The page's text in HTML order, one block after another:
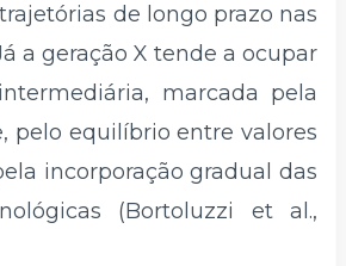
de longo prazo nas
a geração X tende a ocupar
marcada pela
pelo equilíbrio entre valores
incorporação gradual das
(Bortoluzzi et al.,